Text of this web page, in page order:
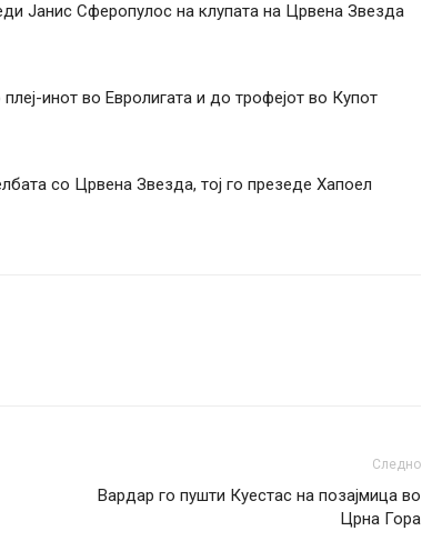
Јанис Сферопулос на клупата на Црвена Звезда
инот во Евролигата и до трофејот во Купот
со Црвена Звезда, тој го презеде Хапоел
Следно
Вардар го пушти Куестас на позајмица во
Црна Гора